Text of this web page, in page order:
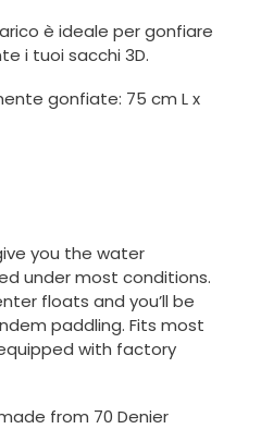
è ideale per gonfiare
i tuoi sacchi 3D.
gonfiate: 75 cm L x
you the water
under most conditions.
floats and you’ll be
paddling. Fits most
with factory
from 70 Denier